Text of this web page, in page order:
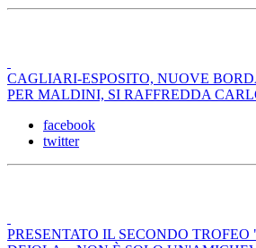
CAGLIARI-ESPOSITO, NUOVE
PER MALDINI, SI RAFFREDDA
facebook
twitter
PRESENTATO IL SECONDO